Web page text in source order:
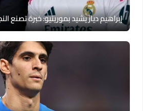
إبراهيم دياز يشيد بمورينيو: خبرة تصنع